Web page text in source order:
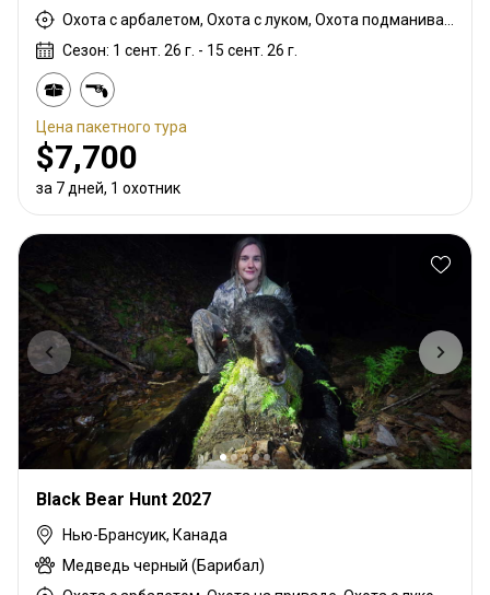
Сезон: 1 сент. 26 г. - 15 сент. 26 г.
Цена пакетного тура
$7,700
за 7 дней, 1 охотник
Black Bear Hunt 2027
Нью-Брансуик, Канада
Медведь черный (Барибал)